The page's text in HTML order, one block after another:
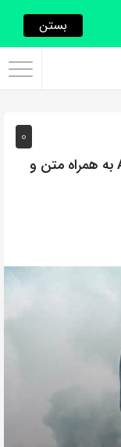
0
آهنگ انگلیسی Faded از Alan Walker به همراه متن و
بستن